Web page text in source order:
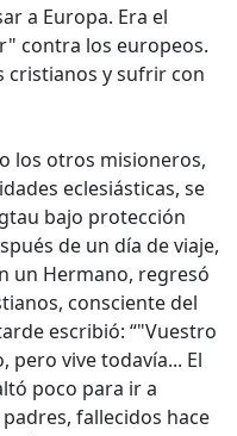
a Europa. Era el
contra los europeos.
cristianos y sufrir con
los otros misioneros,
eclesiásticas, se
bajo protección
de un día de viaje,
un Hermano, regresó
consciente del
escribió: "Vuestro
pero vive todavía... El
poco para ir a
fallecidos hace